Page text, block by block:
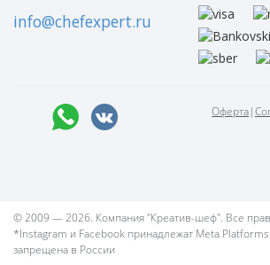
info@chefexpert.ru
Оферта|
© 2009 — 2026. Компания "Креатив-шеф". Все
*Instagram и Facebook принадлежат Meta
запрещена в России